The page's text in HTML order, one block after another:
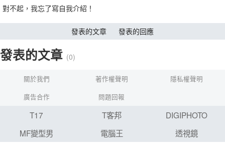
對不起，我忘了寫自我介紹！
發表的文章 發表的回應
發表的文章 (0)
關於我們 著作權聲明
隱私權聲明
廣告合作
問題回報
T17 T客邦
DIGIPHOTO
MF變型男
電腦王 透視鏡